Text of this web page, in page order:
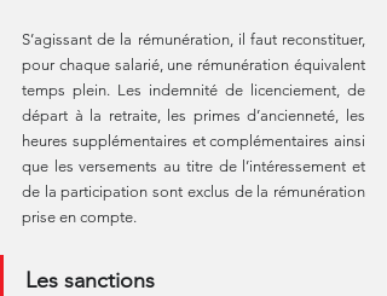
S’agissant de la rémunération, il faut reconstituer,
pour chaque salarié, une rémunération équivalent
temps plein. Les indemnité de licenciement, de
départ à la retraite, les primes d’ancienneté, les
heures supplémentaires et complémentaires ainsi
que les versements au titre de l’intéressement et
de la participation sont exclus de la rémunération
prise en compte.
Les sanctions